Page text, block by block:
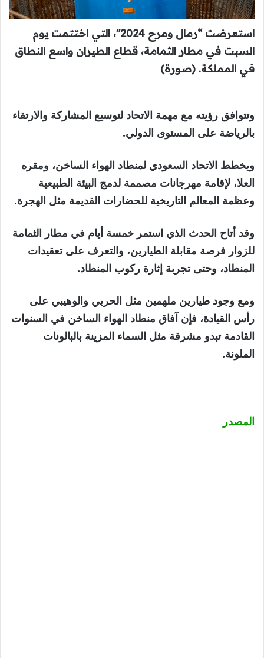
استعرضت “رمال ومرح 2024″، التي اختتمت يوم
السبت في مطار الثمامة، قطاع الطيران واسع النطاق
في المملكة. (صورة)
وتتوافق رؤيته مع مهمة الاتحاد لتوسيع المشاركة والارتقاء
بالرياضة على المستوى الدولي.
ويخطط الاتحاد السعودي لمنطاد الهواء الساخن، ومقره
العلا، لإقامة مهرجانات مصممة لدمج البيئة الطبيعية
وعظمة المعالم التاريخية للحضارات القديمة مثل الهجرة.
وقد أتاح الحدث الذي استمر خمسة أيام في مطار الثمامة
للزوار فرصة مقابلة الطيارين، والتعرف على تعقيدات
المنطاد، وحتى تجربة إثارة ركوب المنطاد.
ومع وجود طيارين ملهمين مثل الحربي والوهيبي على
رأس القيادة، فإن آفاق منطاد الهواء الساخن في السنوات
القادمة تبدو مشرقة مثل السماء المزينة بالبالونات
الملونة.
المصدر